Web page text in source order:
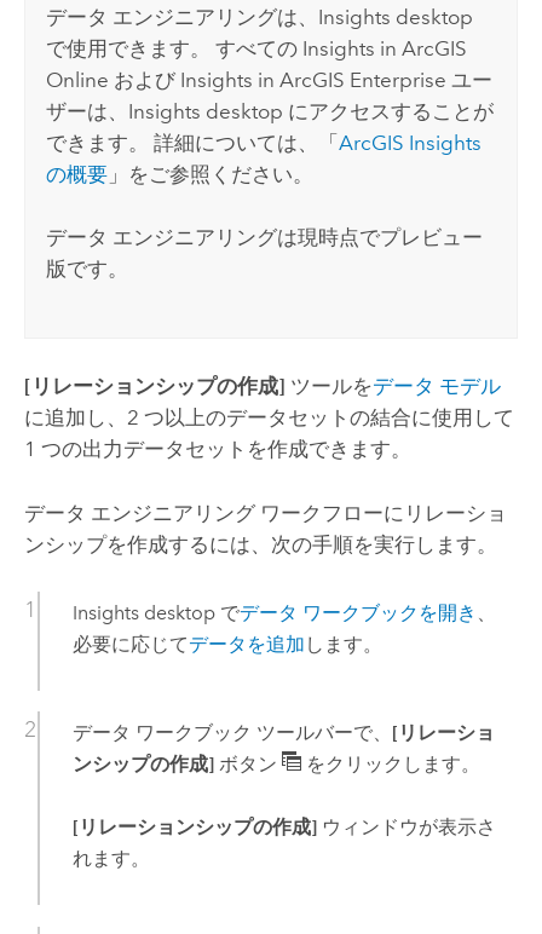
データ エンジニアリングは、 Insights desktop
で使用できます。 すべての Insights in ArcGIS
Online および Insights in ArcGIS Enterprise ユー
ザーは、 Insights desktop にアクセスすることが
できます。 詳細については、「ArcGIS Insights
の概要 」をご参照ください。
データ エンジニアリングは現時点でプレビュー
版です。
[リレーションシップの作成] ツールをデータ モデル
に追加し、2 つ以上のデータセットの結合に使用して
1 つの出力データセットを作成できます。
データ エンジニアリング ワークフローにリレーショ
ンシップを作成するには、次の手順を実行します。
Insights desktopでデータ ワークブックを開き 、
必要に応じてデータを追加 します。
データ ワークブック ツールバーで、 [リレーショ
ンシップの作成]ボタン をクリックします。
[リレーションシップの作成]ウィンドウが表示さ
れます。